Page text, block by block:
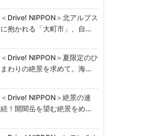
＜Drive! NIPPON＞北アルプス
に抱かれる「大町市」、自…
＜Drive! NIPPON＞夏限定のひ
まわりの絶景を求めて。海…
＜Drive! NIPPON＞絶景の連
続！開聞岳を望む絶景をめ…